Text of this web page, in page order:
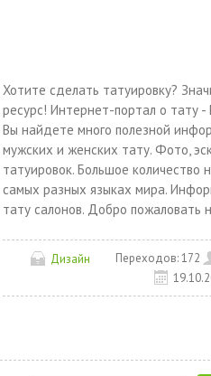
Хотите сделать татуировку?
ресурс! Интернет-портал о тату
Вы найдете много полезной
мужских и женских тату. Фото,
татуировок. Большое количество
самых разных языках мира.
тату салонов. Добро
Дизайн Переходов: 172